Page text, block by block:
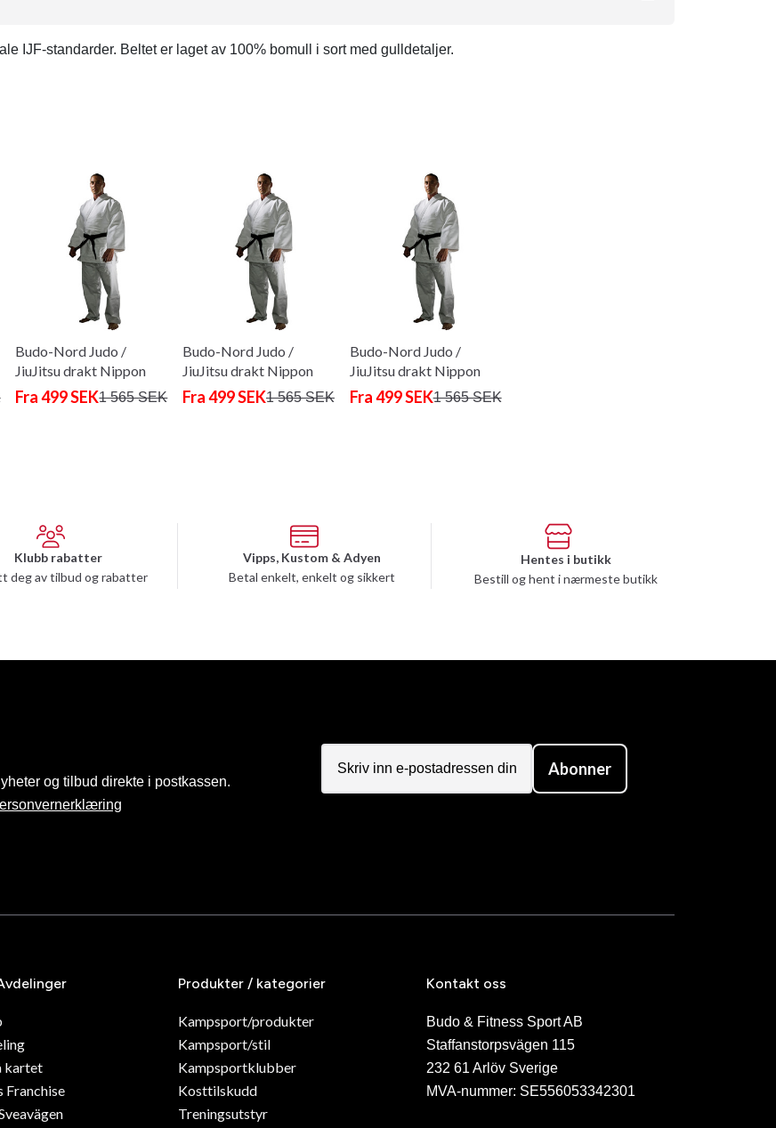
IJF-standarder. Beltet er laget av 100% bomull i sort med gulldetaljer.
Budo-Nord Judo /
JiuJitsu drakt Nippon
Sensei
Fra 499 SEK1 565 SEK
Budo-Nord Judo /
JiuJitsu drakt Nippon
Sensei
Fra 499 SEK1 565 SEK
Budo-Nord Judo /
JiuJitsu drakt Nippon
Sensei
Fra 499 SEK1 565 SEK
Klubb rabatter
deg av tilbud og rabatter
Vipps, Kustom & Adyen
Betal enkelt, enkelt og sikkert
Hentes i butikk
Bestill og hent i nærmeste butikk
og tilbud direkte i postkassen.
Abonner
kartet
Franchise
Produkter / kategorier
Kampsport/produkter
Kampsport/stil
Kampsportklubber
Kosttilskudd
Treningsutstyr
Kontakt oss
Budo & Fitness Sport AB
Staffanstorpsvägen 115
232 61 Arlöv Sverige
MVA-nummer: SE556053342301